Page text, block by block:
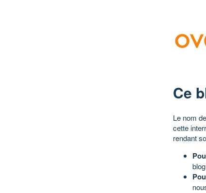
Ce
Le nom
cette
rendant